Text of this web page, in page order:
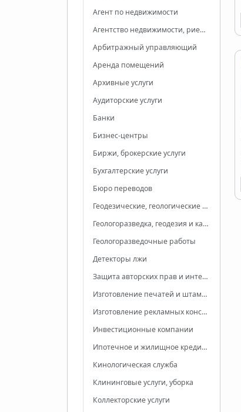
Агент по недвижимости
Агентство недвижимости, риелторские услуги
Арбитражный управляющий
Аренда помещений
Архивные услуги
Аудиторские услуги
Банки
Бизнес-центры
Биржи, брокерские услуги
Бухгалтерские услуги
Бюро переводов
Геодезические, геологические работы
Геологоразведка, геодезия и картография, метеорология
Геологоразведочные работы
Детекторы лжи
Защита авторских прав и интеллектуальной собственности
Изготовление печатей и штампов
Изготовление рекламных конструкций
Инвестиционные компании
Ипотечное и жилищное кредитование
Кинологическая служба
Клининговые услуги, уборка
Коллекторские услуги